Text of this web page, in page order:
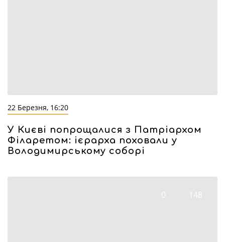
22 Березня, 16:20
У Києві попрощалися з Патріархом
Філаретом: ієрарха поховали у
Володимирському соборі
0 148